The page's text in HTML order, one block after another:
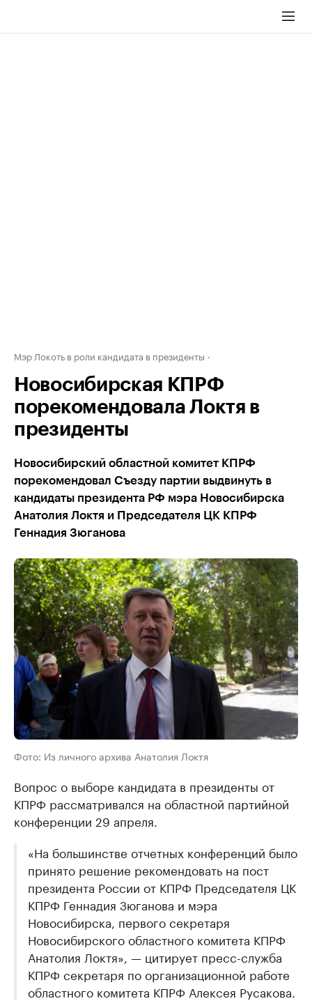
Мэр Локоть в роли кандидата в президенты
Новосибирская КПРФ
порекомендовала Локтя в
президенты
Новосибирский областной комитет КПРФ
порекомендовал Съезду партии выдвинуть в
кандидаты президента РФ мэра Новосибирска
Анатолия Локтя и Председателя ЦК КПРФ
Геннадия Зюганова
Фото: Из личного архива Анатолия Локтя
Вопрос о выборе кандидата в президенты от
КПРФ рассматривался на областной партийной
конференции 29 апреля.
«На большинстве отчетных конференций было
принято решение рекомендовать на пост
президента России от КПРФ Председателя ЦК
КПРФ Геннадия Зюганова и мэра
Новосибирска, первого секретаря
Новосибирского областного комитета КПРФ
Анатолия Локтя», — цитирует пресс-служба
КПРФ секретаря по организационной работе
областного комитета КПРФ Алексея Русакова.